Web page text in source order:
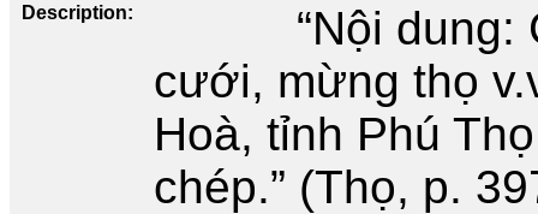
Description
“Nội
cưới, mừng thọ
Hoà, tỉnh Phú
chép.” (Thọ, p.